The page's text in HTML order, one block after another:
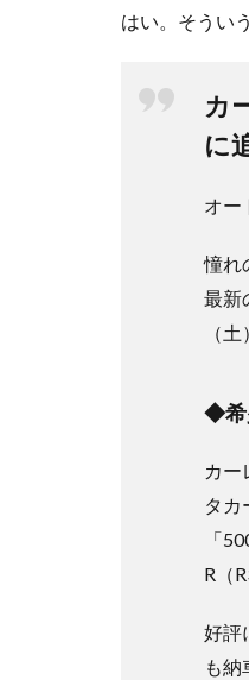
はい。そうい
カ
に
オー
憧れ
最新
（
◆希
カー
タカ
「
R（
好評
も納